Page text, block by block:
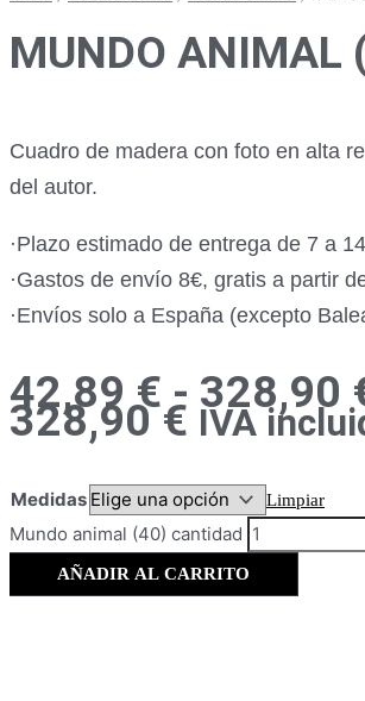
MUNDO ANIMAL
Cuadro de madera con foto en alta
del autor.
·Plazo estimado de entrega de 7 a
·Gastos de envío 8€, gratis a partir
·Envíos solo a España (excepto
42,89€ - 328,90
328,90 € IVA
Medidas Limpiar
Mundo animal (40) cantidad
AÑADIR AL CARRITO